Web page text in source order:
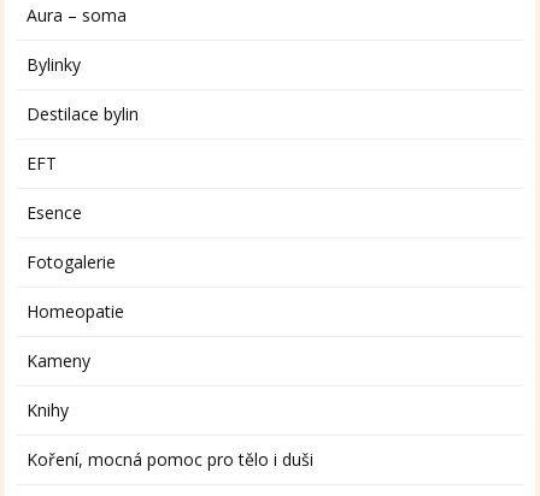
Aura – soma
Bylinky
Destilace bylin
EFT
Esence
Fotogalerie
Homeopatie
Kameny
Knihy
Koření, mocná pomoc pro tělo i duši